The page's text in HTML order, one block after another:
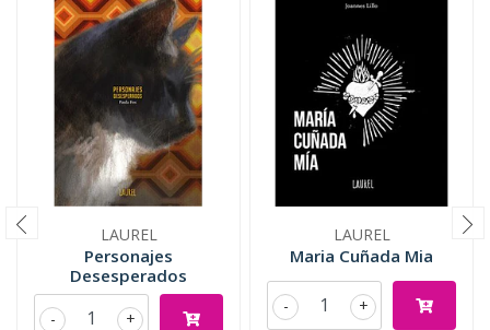
LAUREL
Personajes
Desesperados
+
-
LAUREL
Maria Cuñada Mia
+
-